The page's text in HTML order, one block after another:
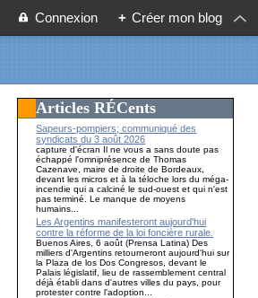
Connexion + Créer mon blog
Articles RÉCents
Sapeurs-pompiers; communiqué des
syndicats du 3 août 2026
capture d'écran Il ne vous a sans doute pas
échappé l'omniprésence de Thomas
Cazenave, maire de droite de Bordeaux,
devant les micros et à la téloche lors du méga-
incendie qui a calciné le sud-ouest et qui n'est
pas terminé. Le manque de moyens
humains...
Les Argentins manifesteront aujourd'hui
contre la réforme de la loi foncière rurale.
Buenos Aires, 6 août (Prensa Latina) Des
milliers d'Argentins retourneront aujourd'hui sur
la Plaza de los Dos Congresos, devant le
Palais législatif, lieu de rassemblement central
déjà établi dans d'autres villes du pays, pour
protester contre l'adoption...